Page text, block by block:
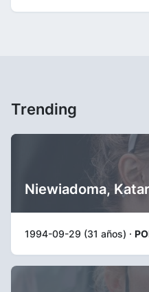
Trending
Niewiadoma,
1994-09-29 (31 años) ·